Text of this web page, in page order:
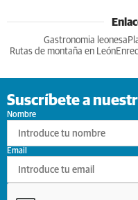
Gastronomia leonesa
Rutas de montaña en León
Suscríbete a
Nombre
Email